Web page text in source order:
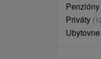
Penzióny
Priváty
Ubytovne